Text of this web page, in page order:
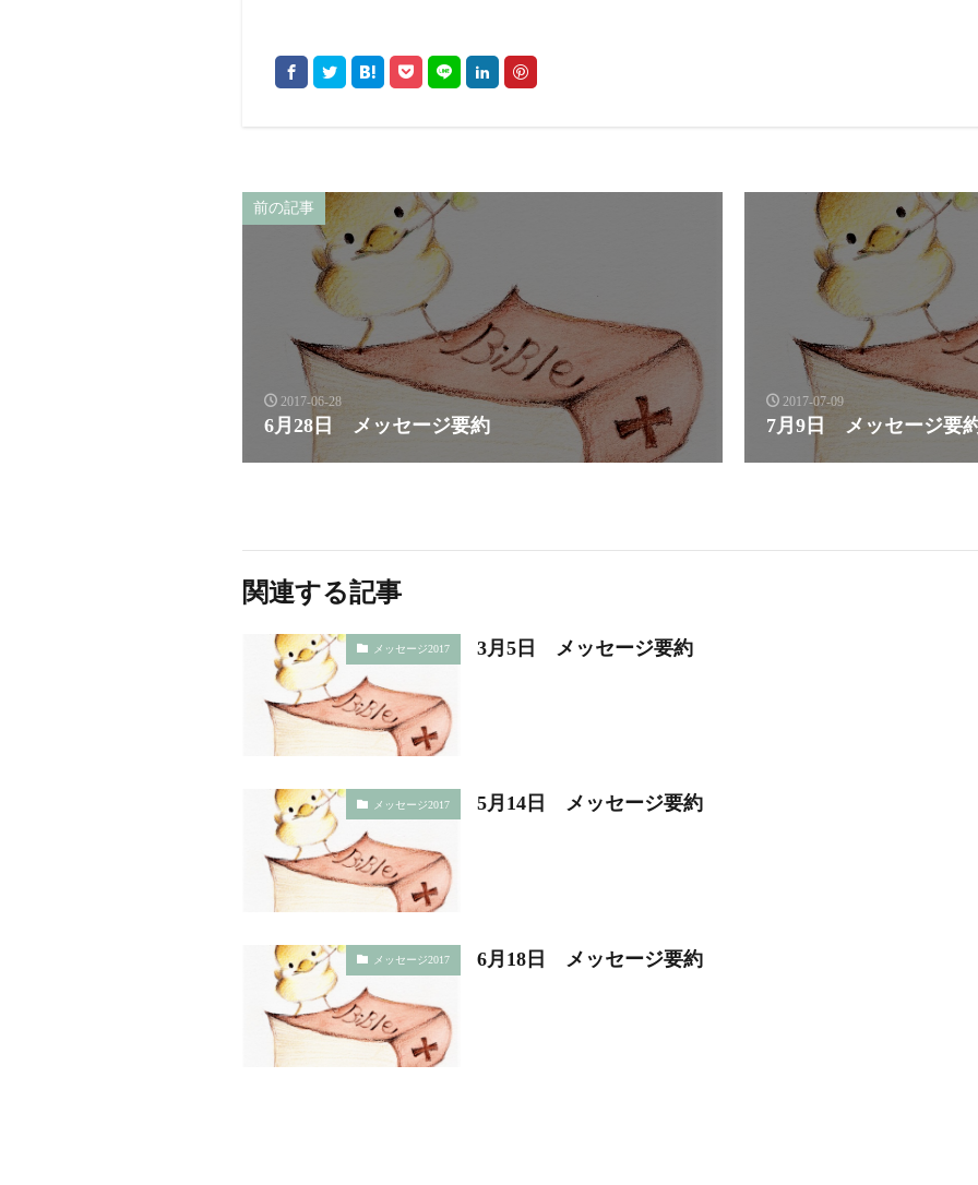
前の記事
2017-06-28
6月28日 メッセージ要約
2017-07-09
7月9日 メッセージ要
関連する記事
メッセージ2017 3月5日 メッセージ要約
メッセージ2017 5月14日 メッセージ要約
メッセージ2017 6月18日 メッセージ要約